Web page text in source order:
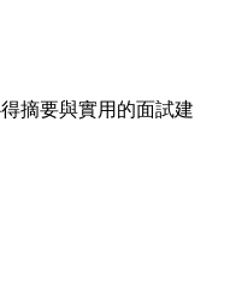
摘要與實用的面試建